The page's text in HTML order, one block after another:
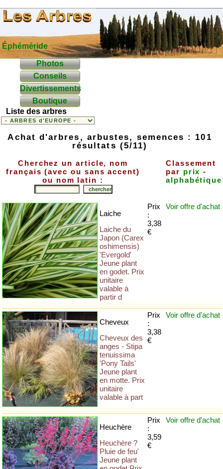
Éphéméride
Photos
Conseils
Divertissements
Boutique
Liste des arbres
Achat d'arbres, arbustes, semences : 101
résultats (5/11)
Cherchez un article, nom
français (avec ou sans accent)
ou nom latin :
Classement
par prix -
alphabétique
Laiche
Laiche du
Japon (Carex
oshimensis)
'Evergold'
Jeune plant
en godet. Prix
unitaire
valable à
partir d
Prix
:
3,38
€
Voir offre d'achat
Cheveux
Cheveux des
anges - Stipa
tenuissima
'Pony Tails'
Jeune plant
en motte. Prix
unitaire
valable à part
Prix
:
3,38
€
Voir offre d'achat
Heuchère
Heuchère ?
Pluie de feu'
Jeune plant
Prix
:
3,59
€
Voir offre d'achat